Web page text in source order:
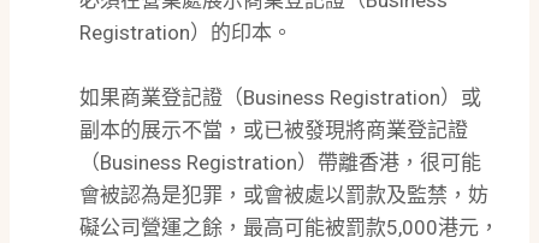
Registration）的印本。
如果商業登記證（Business Registration）或
副本的展示不當，或已被發現將商業登記證
（Business Registration）帶離香港，很可能
會被認為是犯罪，或會被處以罰款及監禁，妨
礙公司營運之餘，最高可能被罰款5,000港元，